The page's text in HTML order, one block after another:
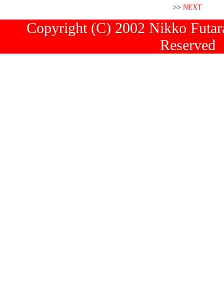
>> NEXT
Copyright (C) 2002 Nikko
Reserved